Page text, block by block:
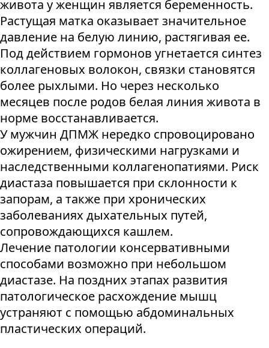
живота у женщин является беременность.
Растущая матка оказывает значительное
давление на белую линию, растягивая ее.
Под действием гормонов угнетается синтез
коллагеновых волокон, связки становятся
более рыхлыми. Но через несколько
месяцев после родов белая линия живота в
норме восстанавливается.
У мужчин ДПМЖ нередко спровоцировано
ожирением, физическими нагрузками и
наследственными коллагенопатиями. Риск
диастаза повышается при склонности к
запорам, а также при хронических
заболеваниях дыхательных путей,
сопровождающихся кашлем.
Лечение патологии консервативными
способами возможно при небольшом
диастазе. На поздних этапах развития
патологическое расхождение мышц
устраняют с помощью абдоминальных
пластических операций.